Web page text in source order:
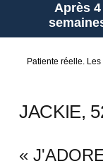
JACKIE,
«
Après 4
Patiente réelle.